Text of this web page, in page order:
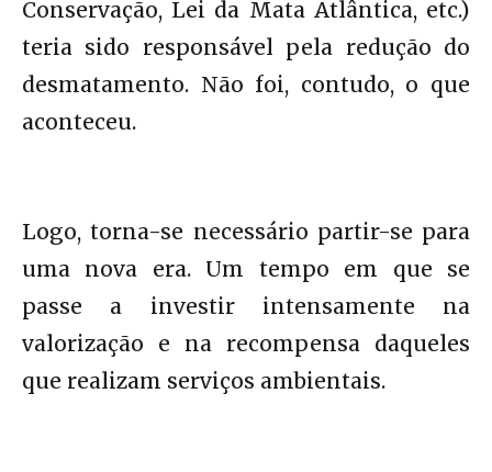
Conservação, Lei da Mata Atlântica, etc.)
teria sido responsável pela redução do
desmatamento. Não foi, contudo, o que
aconteceu.
Logo, torna-se necessário partir-se para
uma nova era. Um tempo em que se
passe a investir intensamente na
valorização e na recompensa daqueles
que realizam serviços ambientais.